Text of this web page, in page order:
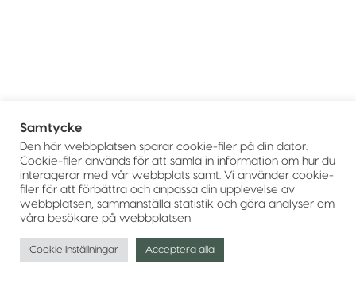
Samtycke
Den här webbplatsen sparar cookie-filer på din dator.
Cookie-filer används för att samla in information om hur du
interagerar med vår webbplats samt. Vi använder cookie-
filer för att förbättra och anpassa din upplevelse av
webbplatsen, sammanställa statistik och göra analyser om
våra besökare på webbplatsen
Cookie Inställningar Acceptera alla